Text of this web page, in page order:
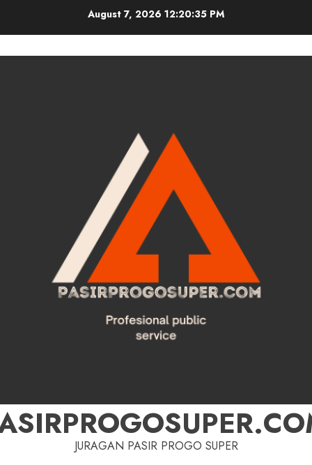
August 7, 2026 12:20:36 PM
JURAGAN PASIR PROGO SUPER